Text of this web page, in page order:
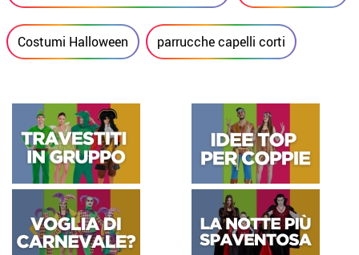
Costumi Halloween parrucche capelli corti